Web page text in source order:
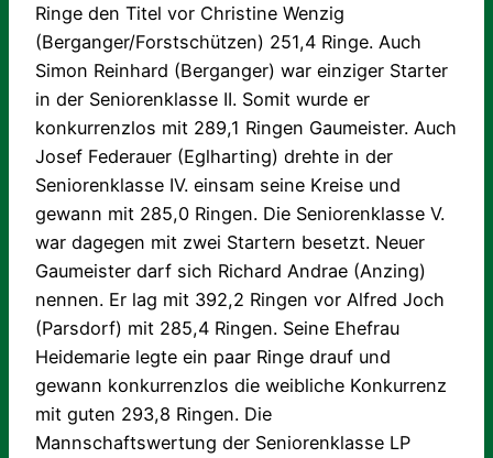
Ringe den Titel vor Christine Wenzig
(Berganger/Forstschützen) 251,4 Ringe. Auch
Simon Reinhard (Berganger) war einziger Starter
in der Seniorenklasse II. Somit wurde er
konkurrenzlos mit 289,1 Ringen Gaumeister. Auch
Josef Federauer (Eglharting) drehte in der
Seniorenklasse IV. einsam seine Kreise und
gewann mit 285,0 Ringen. Die Seniorenklasse V.
war dagegen mit zwei Startern besetzt. Neuer
Gaumeister darf sich Richard Andrae (Anzing)
nennen. Er lag mit 392,2 Ringen vor Alfred Joch
(Parsdorf) mit 285,4 Ringen. Seine Ehefrau
Heidemarie legte ein paar Ringe drauf und
gewann konkurrenzlos die weibliche Konkurrenz
mit guten 293,8 Ringen. Die
Mannschaftswertung der Seniorenklasse LP